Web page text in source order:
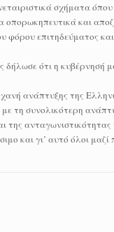
σχήματα
και
επιτηδεύματος
ότι η κυβέρνησή
ανάπτυξης της
τη συνολικότερη
της
και γι’ αυτό όλοι